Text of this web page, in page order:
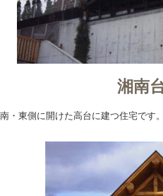
湘南
南・東側に開けた高台に建つ住宅です